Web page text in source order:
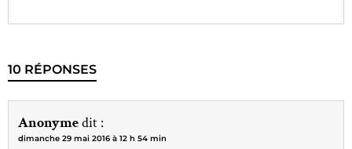
10 RÉPONSES
Anonymedit :
dimanche 29 mai 2016 à 12 h 54 min